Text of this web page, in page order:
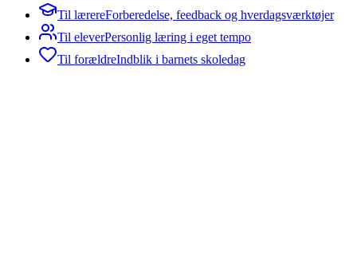
Til lærereForberedelse, feedback og hverdagsværktøjer
Til eleverPersonlig læring i eget tempo
Til forældreIndblik i barnets skoledag